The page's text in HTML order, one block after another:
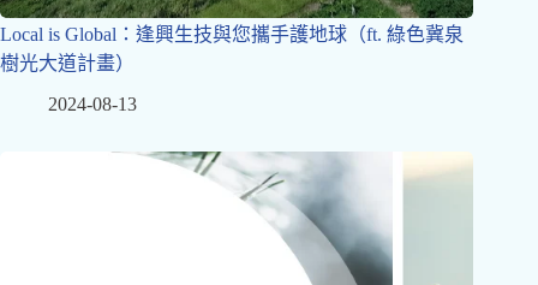
Local is Global：逢興生技與您攜手護地球（ft. 綠色冀泉
樹光大道計畫）
2024-08-13